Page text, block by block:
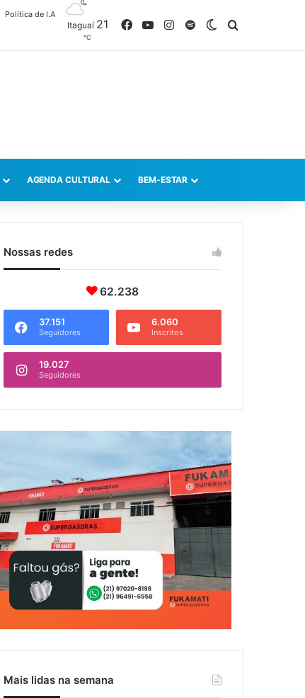
Política de I.A
Itaguaí 21
℃
FacebookYouTubeInstagram
SpotifySwitch skin
AGENDA CULTURAL BEM-ESTAR
Nossas redes
62.238
37.151
Seguidores
6.060
Inscritos
19.027
Seguidores
Mais lidas na semana